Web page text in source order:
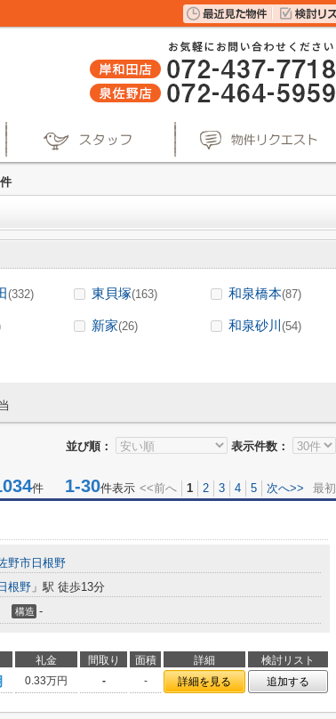
(332) 東貝塚(163) 和泉橋本(87)
新家(26) 和泉砂川 (54)
並び順： 表示件数：
件 1-30件表示 <<前へ 1 2 3 4 5 次へ>> 最初
野市 日根野
日根野 」駅 徒歩13分
構造 -
礼金 間取り 面積 詳細
検討リスト
0.33万円 - - 詳細を見る 追加する